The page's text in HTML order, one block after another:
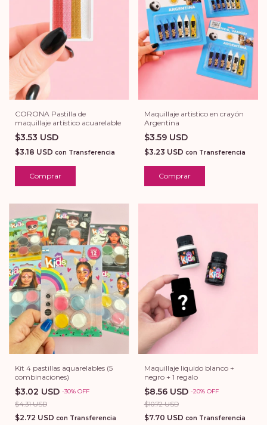
CORONA Pastilla de
maquillaje artístico acuarelable
$3.53 USD
$3.18 USD con Transferencia
Maquillaje artistico en crayón
Argentina
$3.59 USD
$3.23 USD con Transferencia
Kit 4 pastillas aquarelables (5
combinaciones)
$3.02 USD -30% OFF
$4.31 USD
$2.72 USD con Transferencia
Maquillaje liquido blanco +
negro + 1 regalo
$8.56 USD -20% OFF
$10.72 USD
$7.70 USD con Transferencia